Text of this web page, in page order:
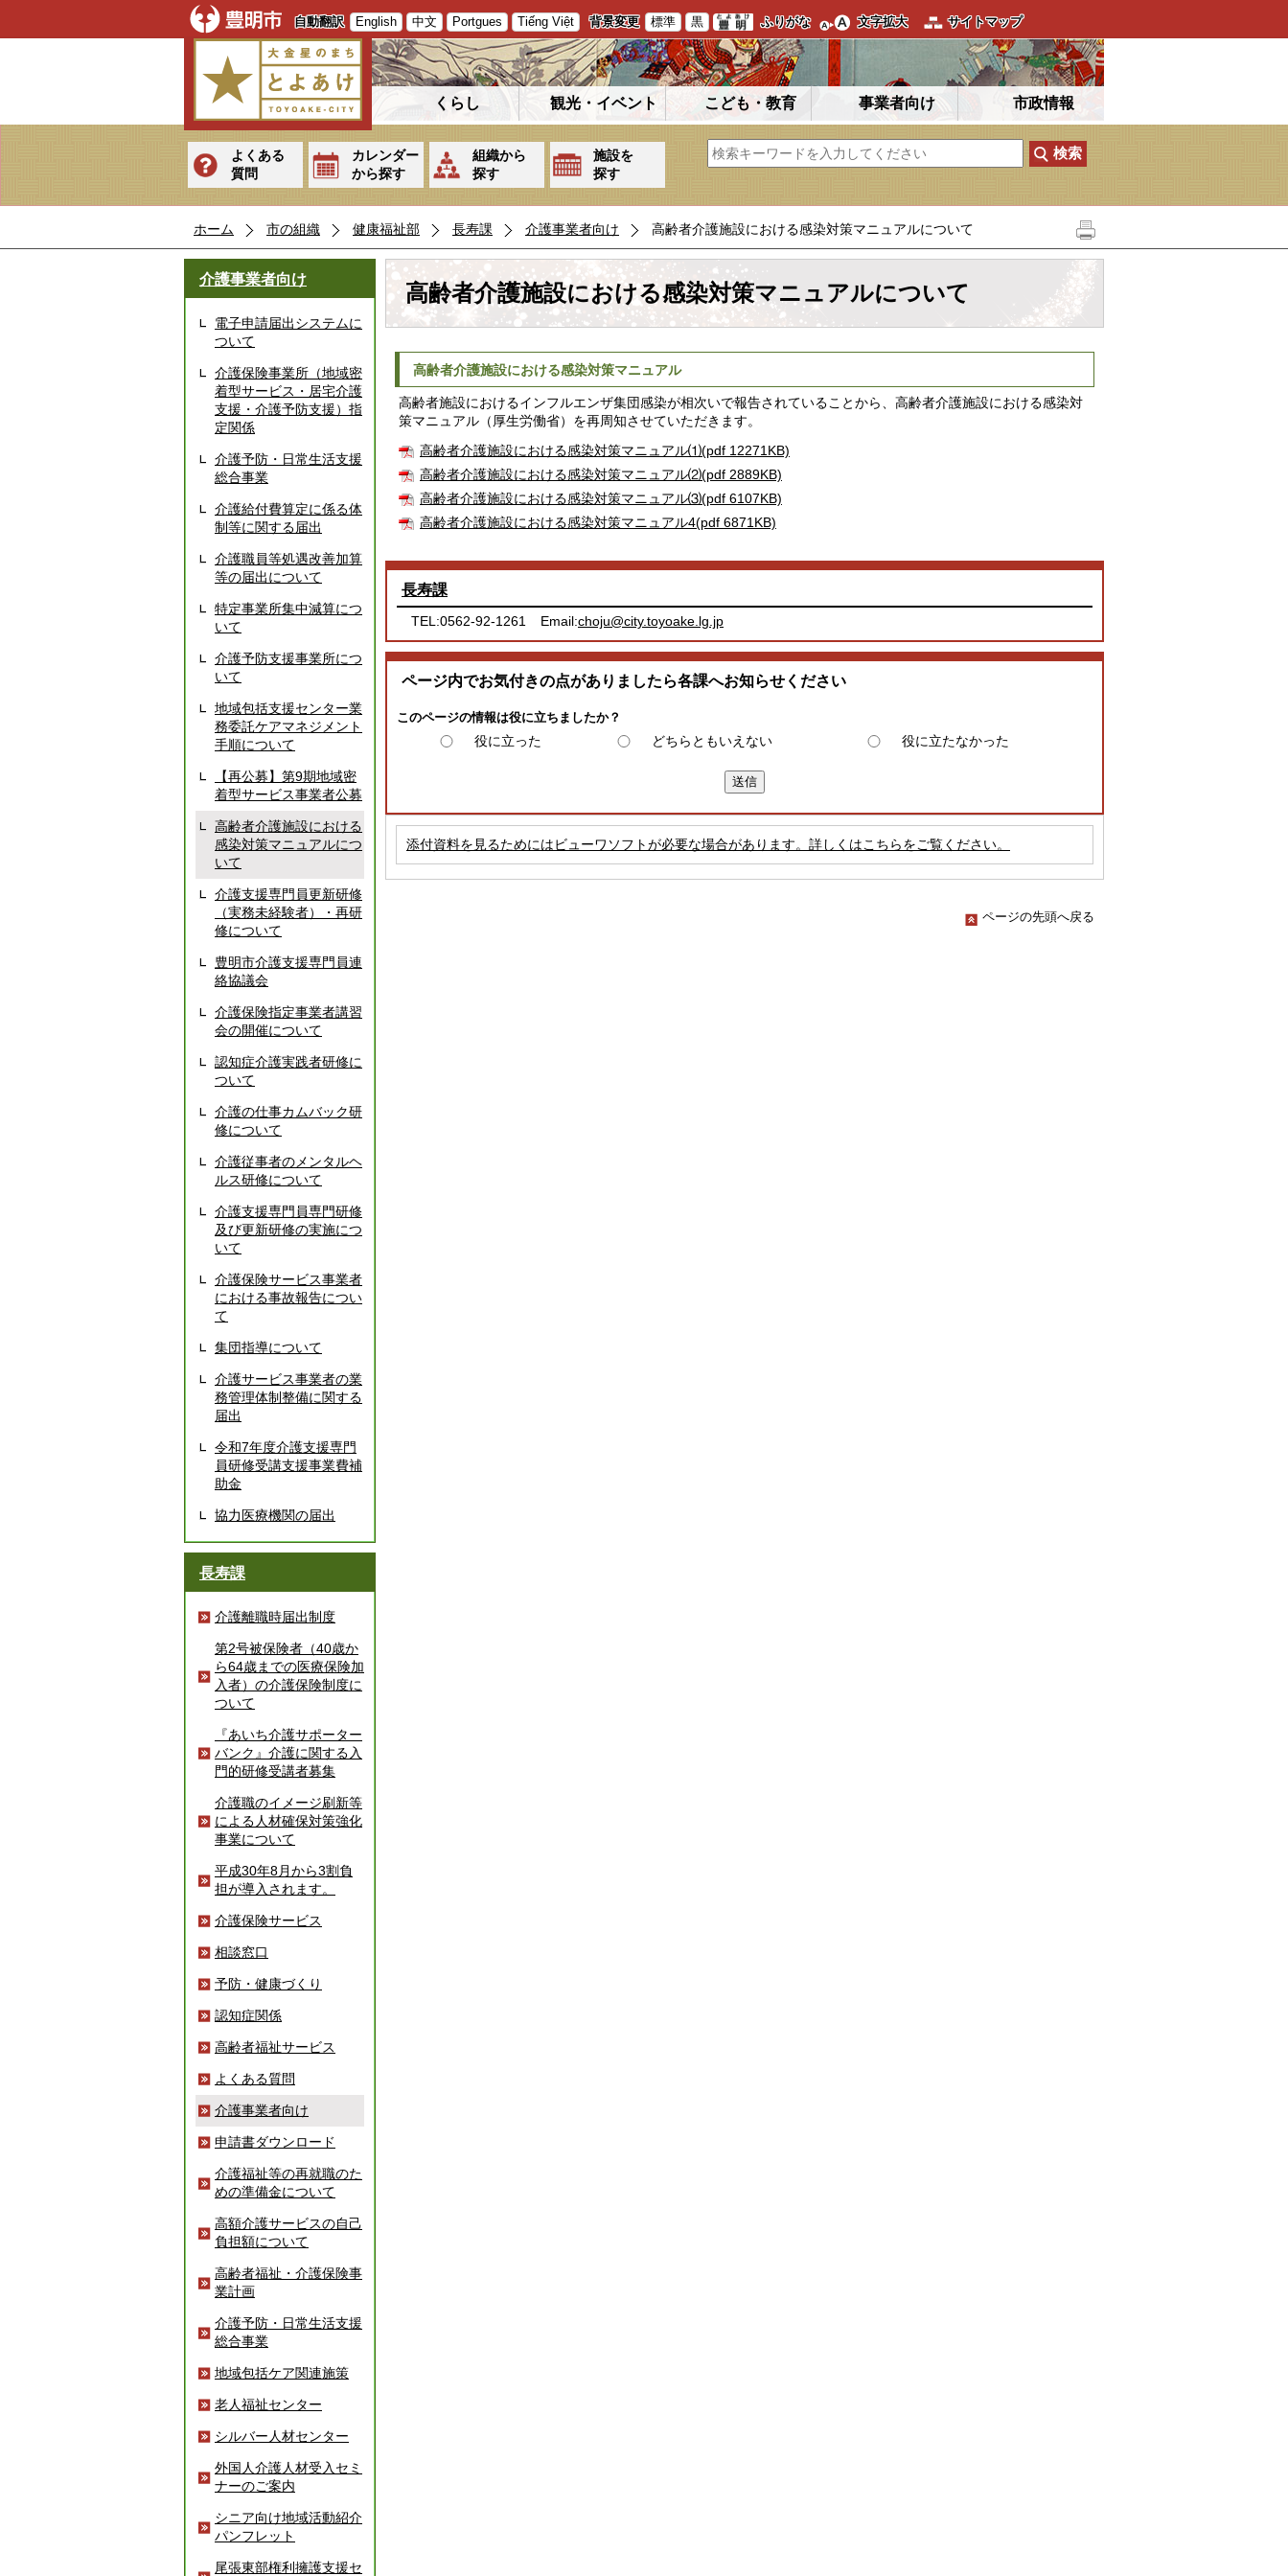
自動翻訳 English 中文 Portgues Tiếng Việt 背景変更 標準 黒 ふりがな 文字拡大 サイトマップ
くらし 観光・イベント こども・教育 事業者向け 市政情報
よくある
質問
カレンダー
から探す
組織から
探す
施設を
探す
ホーム 市の組織 健康福祉部 長寿課 介護事業者向け 高齢者介護施設における感染対策マニュアルについて
介護事業者向け
電子申請届出システムに
ついて
介護保険事業所（地域密
着型サービス・居宅介護
支援・介護予防支援）指
定関係
介護予防・日常生活支援
総合事業
介護給付費算定に係る体
制等に関する届出
介護職員等処遇改善加算
等の届出について
特定事業所集中減算につ
いて
介護予防支援事業所につ
いて
地域包括支援センター業
務委託ケアマネジメント
手順について
【再公募】第9期地域密
着型サービス事業者公募
高齢者介護施設における
感染対策マニュアルにつ
いて
介護支援専門員更新研修
（実務未経験者）・再研
修について
豊明市介護支援専門員連
絡協議会
介護保険指定事業者講習
会の開催について
認知症介護実践者研修に
ついて
介護の仕事カムバック研
修について
介護従事者のメンタルヘ
ルス研修について
介護支援専門員専門研修
及び更新研修の実施につ
いて
介護保険サービス事業者
における事故報告につい
て
集団指導について
介護サービス事業者の業
務管理体制整備に関する
届出
令和7年度介護支援専門
員研修受講支援事業費補
助金
協力医療機関の届出
長寿課
介護離職時届出制度
第2号被保険者（40歳か
ら64歳までの医療保険加
入者）の介護保険制度に
ついて
『あいち介護サポーター
バンク』介護に関する入
門的研修受講者募集
介護職のイメージ刷新等
による人材確保対策強化
事業について
平成30年8月から3割負
担が導入されます。
介護保険サービス
相談窓口
予防・健康づくり
認知症関係
高齢者福祉サービス
よくある質問
介護事業者向け
申請書ダウンロード
介護福祉等の再就職のた
めの準備金について
高額介護サービスの自己
負担額について
高齢者福祉・介護保険事
業計画
介護予防・日常生活支援
総合事業
地域包括ケア関連施策
老人福祉センター
シルバー人材センター
外国人介護人材受入セミ
ナーのご案内
シニア向け地域活動紹介
パンフレット
尾張東部権利擁護支援セ
高齢者介護施設における感染対策マニュアルについて
高齢者介護施設における感染対策マニュアル
高齢者施設におけるインフルエンザ集団感染が相次いで報告されていることから、高齢者介護施設における感染対
策マニュアル（厚生労働省）を再周知させていただきます。
高齢者介護施設における感染対策マニュアル⑴(pdf 12271KB)
高齢者介護施設における感染対策マニュアル⑵(pdf 2889KB)
高齢者介護施設における感染対策マニュアル⑶(pdf 6107KB)
高齢者介護施設における感染対策マニュアル4(pdf 6871KB)
長寿課
TEL:0562-92-1261 Email:choju@city.toyoake.lg.jp
ページ内でお気付きの点がありましたら各課へお知らせください
このページの情報は役に立ちましたか？
役に立った どちらともいえない 役に立たなかった
添付資料を見るためにはビューワソフトが必要な場合があります。詳しくはこちらをご覧ください。
ページの先頭へ戻る